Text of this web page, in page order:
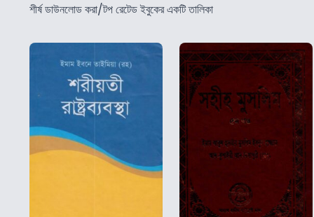
শীর্ষ ডাউনলোড করা/টপ রেটেড ইবুকের একটি তালিকা